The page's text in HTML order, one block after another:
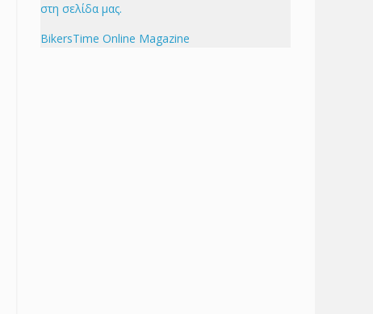
στη σελίδα μας.
BikersTime Online Magazine